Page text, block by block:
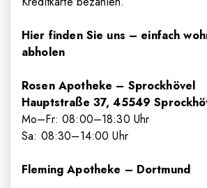
Hier finden Sie uns – einfach
abholen
Rosen Apotheke – Sprockhövel
Hauptstraße 37, 45549
Mo–Fr: 08:00–18:30 Uhr
Sa: 08:30–14:00 Uhr
Fleming Apotheke – Dortmund